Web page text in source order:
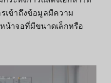
เข้าถึงข้อมูลมีความ
น้าจอที่มีขนาดเล็กหรือ